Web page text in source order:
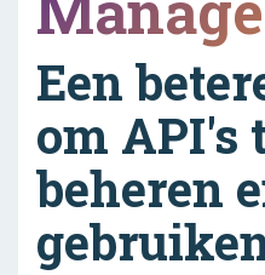
Een
om API's
beheren